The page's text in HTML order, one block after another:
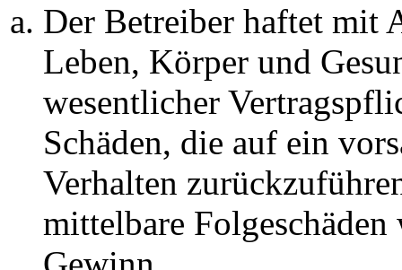
Der Betreiber haftet mit
Leben, Körper und
wesentlicher
Schäden, die auf ein
Verhalten
mittelbare Folgeschäden